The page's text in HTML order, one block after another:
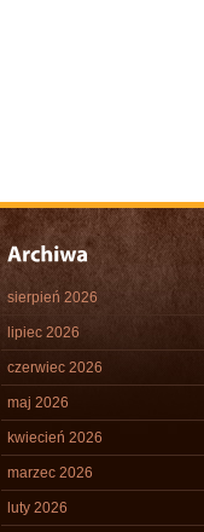
sierpień 2026
lipiec 2026
czerwiec 2026
maj 2026
kwiecień 2026
marzec 2026
luty 2026